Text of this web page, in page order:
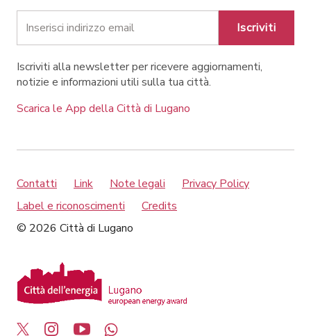
Iscriviti
Iscriviti alla newsletter per ricevere aggiornamenti,
notizie e informazioni utili sulla tua città.
Scarica le App della Città di Lugano
Contatti Link Note legali
Privacy Policy
Label e riconoscimenti
Credits
© 2026 Città di Lugano